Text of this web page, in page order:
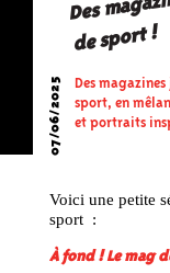
de sport !
07/06/2025
Des
sport, en
et portraits
Voici une petite
sport :
À fond ! Le mag